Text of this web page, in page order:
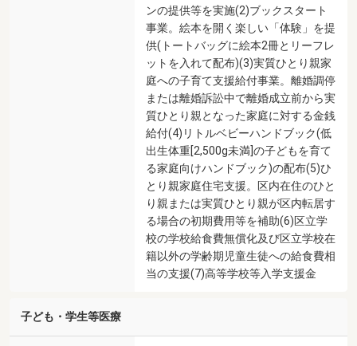
ンの提供等を実施(2)ブックスタート
事業。絵本を開く楽しい「体験」を提
供(トートバッグに絵本2冊とリーフレ
ットを入れて配布)(3)実質ひとり親家
庭への子育て支援給付事業。離婚調停
または離婚訴訟中で離婚成立前から実
質ひとり親となった家庭に対する金銭
給付(4)リトルベビーハンドブック(低
出生体重[2,500g未満]の子どもを育て
る家庭向けハンドブック)の配布(5)ひ
とり親家庭住宅支援。区内在住のひと
り親または実質ひとり親が区内転居す
る場合の初期費用等を補助(6)区立学
校の学校給食費無償化及び区立学校在
籍以外の学齢期児童生徒への給食費相
当の支援(7)高等学校等入学支援金
子ども・学生等医療